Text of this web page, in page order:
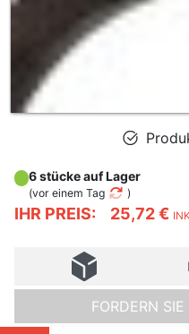
IHR PREIS: 25,72 €
6 stücke auf Lager
(vor einem Tag )
FORDERN